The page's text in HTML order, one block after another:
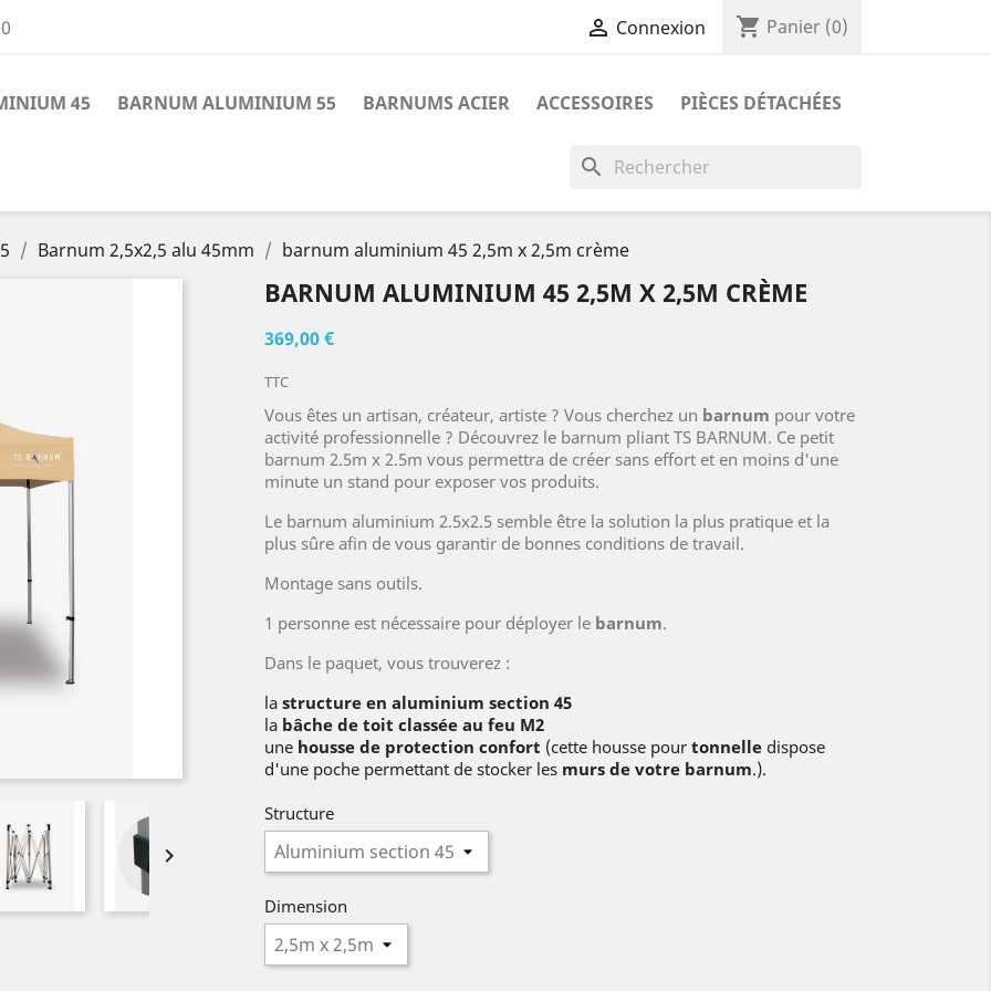
 Connexion shopping_cart Panier (0)
45 BARNUM ALUMINIUM 55 BARNUMS ACIER ACCESSOIRES PIÈCES DÉTACHÉES
search
Barnum 2,5x2,5 alu 45mm barnum aluminium 45 2,5m x 2,5m crème

BARNUM ALUMINIUM 45 2,5M X 2,5M CRÈME
369,00 €
TTC
Vous êtes un artisan, créateur, artiste ? Vous cherchez un barnum pour votre
activité professionnelle ? Découvrez le barnum pliant TS BARNUM. Ce petit
barnum 2.5m x 2.5m vous permettra de créer sans effort et en moins d'une
minute un stand pour exposer vos produits.
Le barnum aluminium 2.5x2.5 semble être la solution la plus pratique et la
plus sûre afin de vous garantir de bonnes conditions de travail.
Montage sans outils.
1 personne est nécessaire pour déployer le barnum.
Dans le paquet, vous trouverez :
la structure en aluminium section 45
la bâche de toit classée au feu M2
une housse de protection confort (cette housse pour tonnelle dispose
d'une poche permettant de stocker les murs de votre barnum.).
Structure
Dimension